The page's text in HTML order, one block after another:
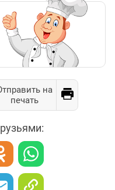
на
печать